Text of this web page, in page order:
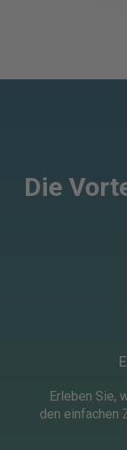
Die
Erleben Sie,
den einfachen